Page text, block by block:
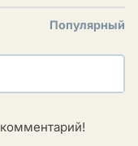
Популярный